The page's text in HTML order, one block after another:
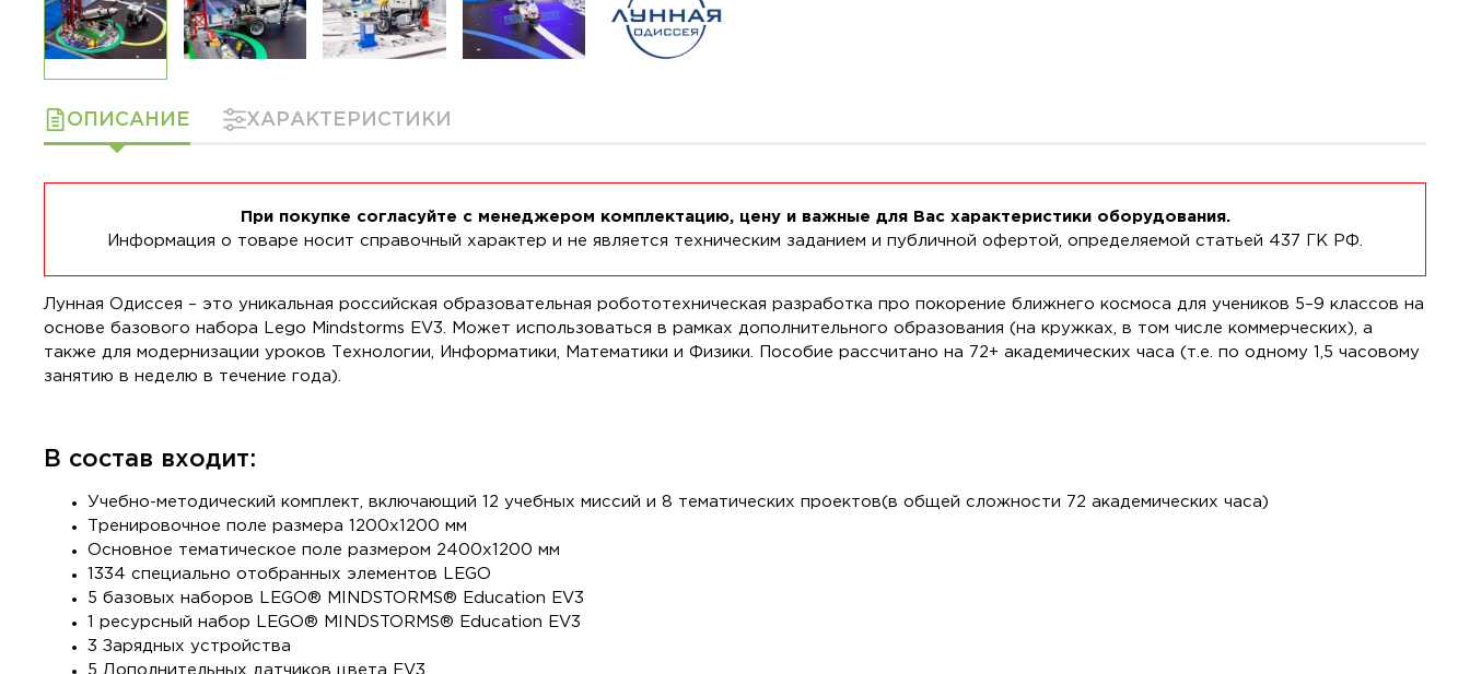
ОПИСАНИЕ ХАРАКТЕРИСТИКИ
При покупке согласуйте с менеджером комплектацию, цену и важные для Вас характеристики оборудования.
Информация о товаре носит справочный характер и не является техническим заданием и публичной офертой, определяемой статьей 437 ГК РФ.
Лунная Одиссея – это уникальная российская образовательная робототехническая разработка про покорение ближнего космоса для учеников 5–9 классов на
основе базового набора Lego Mindstorms EV3. Может использоваться в рамках дополнительного образования (на кружках, в том числе коммерческих), а
также для модернизации уроков Технологии, Информатики, Математики и Физики. Пособие рассчитано на 72+ академических часа (т.е. по одному 1,5 часовому
занятию в неделю в течение года).
В состав входит:
Учебно-методический комплект, включающий 12 учебных миссий и 8 тематических проектов(в общей сложности 72 академических часа)
Тренировочное поле размера 1200х1200 мм
Основное тематическое поле размером 2400х1200 мм
1334 специально отобранных элементов LEGO
5 базовых наборов LEGO® MINDSTORMS® Education EV3
1 ресурсный набор LEGO® MINDSTORMS® Education EV3
3 Зарядных устройства
5 Дополнительных датчиков цвета EV3